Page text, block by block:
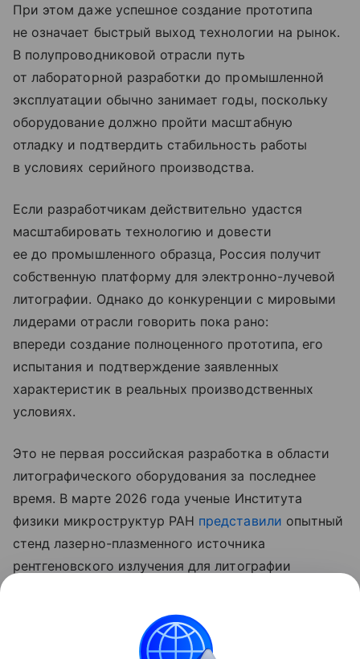
При этом даже успешное создание прототипа
не означает быстрый выход технологии на рынок.
В полупроводниковой отрасли путь
от лабораторной разработки до промышленной
эксплуатации обычно занимает годы, поскольку
оборудование должно пройти масштабную
отладку и подтвердить стабильность работы
в условиях серийного производства.
Если разработчикам действительно удастся
масштабировать технологию и довести
ее до промышленного образца, Россия получит
собственную платформу для электронно-лучевой
литографии. Однако до конкуренции с мировыми
лидерами отрасли говорить пока рано:
впереди создание полноценного прототипа, его
испытания и подтверждение заявленных
характеристик в реальных производственных
условиях.
Это не первая российская разработка в области
литографического оборудования за последнее
время. В марте 2026 года ученые Института
физики микроструктур РАН представили опытный
стенд лазерно-плазменного источника
рентгеновского излучения для литографии
что использование ксеноновой плазмы вместо
традиционных оловянных мишеней позволяет
уменьшить износ оптической системы и повысить